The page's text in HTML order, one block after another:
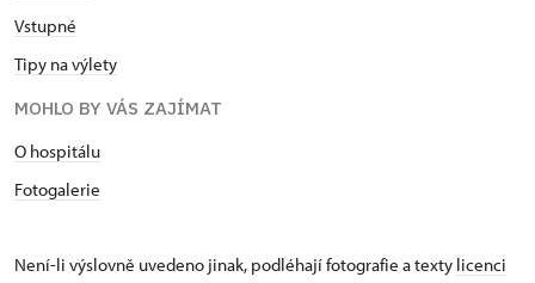
Vstupné
Tipy na výlety
MOHLO BY VÁS ZAJÍMAT
O hospitálu
Fotogalerie
Není-li výslovně uvedeno jinak, podléhají fotografie a texty licenci